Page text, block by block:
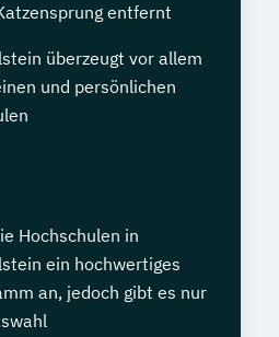
entfernt
überzeugt vor allem
und persönlichen
Hochschulen in
ein hochwertiges
an, jedoch gibt es nur